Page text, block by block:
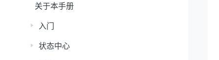
关于本手册
入门
状态中心